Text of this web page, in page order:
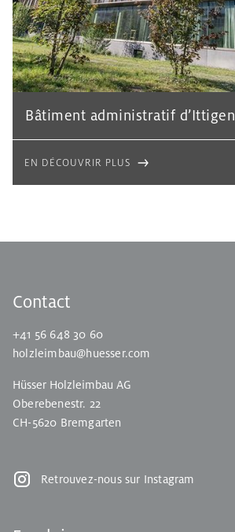
Bâtiment administratif d’Ittigen
EN DÉCOUVRIR PLUS
Contact
+41 56 648 30 60
holzleimbau@huesser.com
Hüsser Holzleimbau AG
Oberebenestr. 22
CH-5620 Bremgarten
Retrouvez-nous sur Instagram